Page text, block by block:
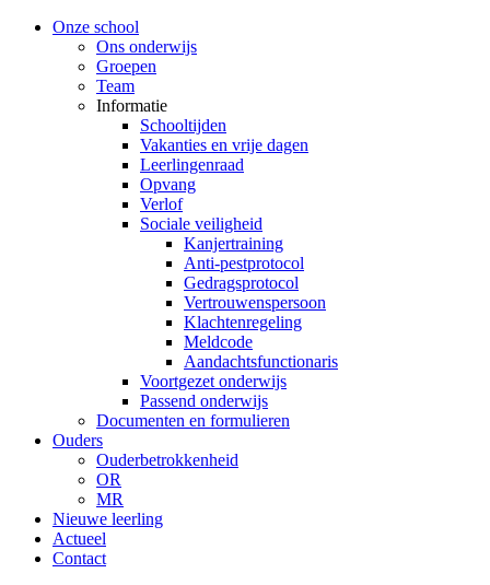
Onze school
Ons onderwijs
Groepen
Team
Informatie
Schooltijden
Vakanties en vrije dagen
Leerlingenraad
Opvang
Verlof
Sociale veiligheid
Kanjertraining
Anti-pestprotocol
Gedragsprotocol
Vertrouwenspersoon
Klachtenregeling
Meldcode
Aandachtsfunctionaris
Voortgezet onderwijs
Passend onderwijs
Documenten en formulieren
Ouders
Ouderbetrokkenheid
OR
MR
Nieuwe leerling
Actueel
Contact